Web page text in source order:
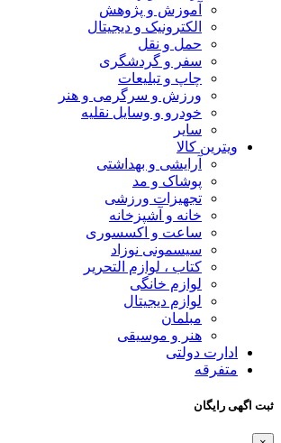
آموزش و پژوهش
الکترونیک و دیجیتال
حمل و نقل
سفر و گردشگری
چاپ و تبلیعات
ورزش و سرگرمی و هنر
خودرو و وسایل نقلیه
سایر
ویترین کالا
آرایشی و بهداشتی
پوشاک و مد
تجهیزات ورزشی
خانه و آشپزخانه
ساعت و اکسسوری
سیسمونی نوزاد
کتاب ، لوازم التحریر
لوازم خانگی
لوازم دیجیتال
مبلمان
هنر و موسیقی
ادارت دولتی
متفرقه
ثبت اگهی رایگان